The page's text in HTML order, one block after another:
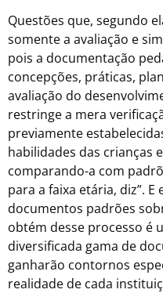
Questões que, segundo
somente a avaliação e
pois a documentação
concepções, práticas,
avaliação do
restringe a mera
previamente
habilidades das crianças
comparando-a com
para a faixa etária, diz”.
documentos padrões
obtém desse processo é
diversificada gama de
ganharão contornos
realidade de cada